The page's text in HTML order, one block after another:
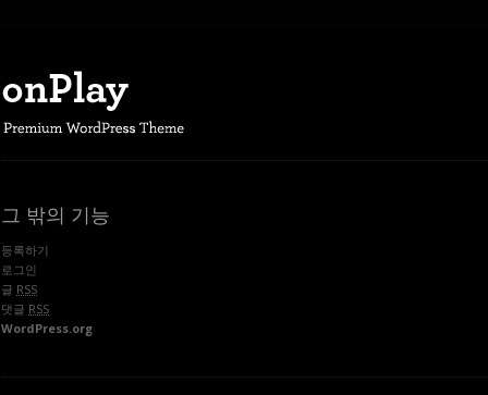
그 밖의 기능
등록하기
로그인
글 RSS
댓글 RSS
WordPress.org